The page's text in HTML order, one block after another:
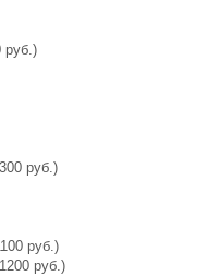
руб.)
руб.)
руб.)
руб.)